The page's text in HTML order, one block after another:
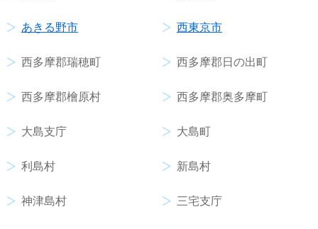
あきる野市 西東京市
西多摩郡瑞穂町 西多摩郡日の出町
西多摩郡檜原村 西多摩郡奥多摩町
大島支庁 大島町
利島村 新島村
神津島村 三宅支庁